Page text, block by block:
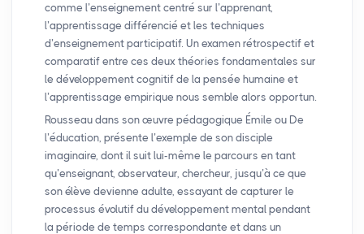
comme l’enseignement centré sur l’apprenant,
l’apprentissage différencié et les techniques
d’enseignement participatif. Un examen rétrospectif et
comparatif entre ces deux théories fondamentales sur
le développement cognitif de la pensée humaine et
l’apprentissage empirique nous semble alors opportun.
Rousseau dans son œuvre pédagogique Émile ou De
l’éducation, présente l’exemple de son disciple
imaginaire, dont il suit lui-même le parcours en tant
qu’enseignant, observateur, chercheur, jusqu’à ce que
son élève devienne adulte, essayant de capturer le
processus évolutif du développement mental pendant
la période de temps correspondante et dans un